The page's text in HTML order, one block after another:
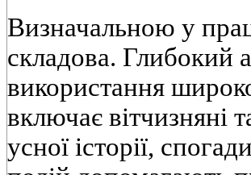
Визначальною у
складова. Глибокий
використання
включає вітчизняні
усної історії,